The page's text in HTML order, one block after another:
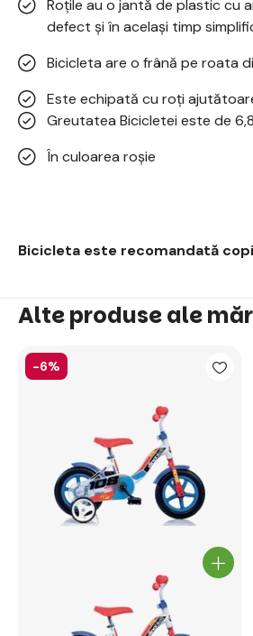
Roțile au o jantă de plastic cu
defect și în același timp
Bicicleta are o frână pe roata
Este echipată cu roți
Greutatea Bicicletei este de
În culoarea roșie
Bicicleta este recomandată
Alte produse ale
-6%